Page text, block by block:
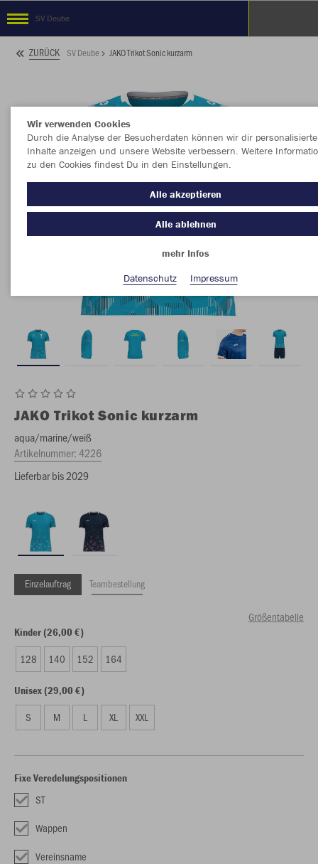
SV Deube
ZURÜCK SV Deube JAKO Trikot Sonic kurzarm
JAKO Trikot Sonic kurzarm
aqua/marine/weiß
Artikelnummer:4226
Lieferbar bis 2029
Einzelauftrag Teambestellung
Größentabelle
Kinder (26,00 €)
128 140 152 164
Unisex (29,00 €)
S M L XL XXL
Fixe Veredelungspositionen
ST
Wappen
Vereinsname
Wir verwenden Cookies
Durch die Analyse der Besucherdaten können wir dir personalisierte
Inhalte anzeigen und unsere Website verbessern. Weitere
zu den Cookies findest Du in den Einstellungen.
Alle akzeptieren
Alle ablehnen
mehr Infos
Datenschutz
Impressum